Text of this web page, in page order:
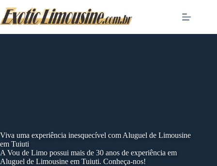
to
content
Viva uma experiência inesquecível com Aluguel de Limousine
em Tuiuti
A Vou de Limo possui mais de 30 anos de experiência em
Aluguel de Limousine em Tuiuti. Conheça-nos!